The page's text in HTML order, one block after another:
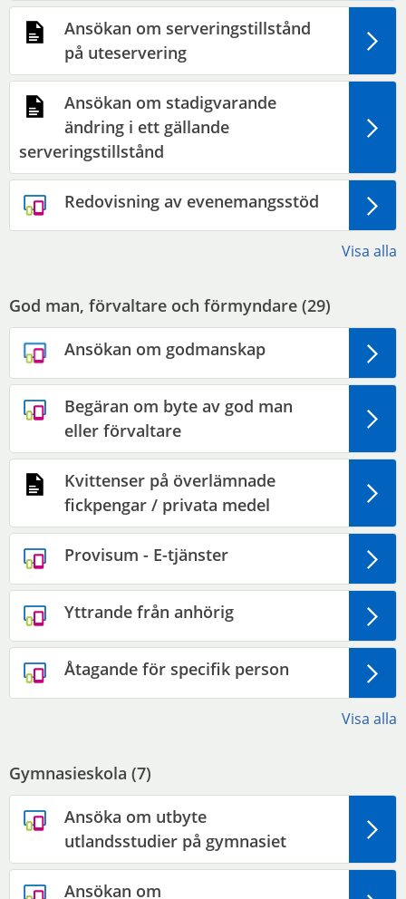
Ansökan om serveringstillstånd
på uteservering
Ansökan om stadigvarande
ändring i ett gällande
serveringstillstånd
Redovisning av evenemangsstöd
Visa alla
God man, förvaltare och förmyndare (29)
Ansökan om godmanskap
Begäran om byte av god man
eller förvaltare
Kvittenser på överlämnade
fickpengar / privata medel
Provisum - E-tjänster
Yttrande från anhörig
Åtagande för specifik person
Visa alla
Gymnasieskola (7)
Ansöka om utbyte
utlandsstudier på gymnasiet
Ansökan om